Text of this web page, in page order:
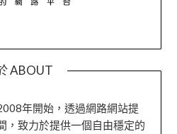
ABOUT
年開始，透過網路網站提
，致力於提供一個自由穩定的